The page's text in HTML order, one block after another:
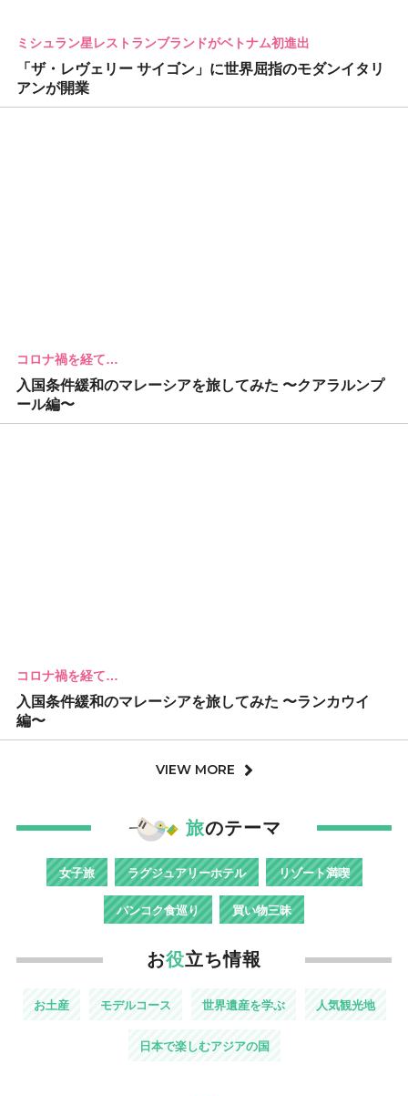
ミシュラン星レストランブランドがベトナム初進出
「ザ・レヴェリー サイゴン」に世界屈指のモダンイタリ
アンが開業
コロナ禍を経て…
入国条件緩和のマレーシアを旅してみた 〜クアラルンプ
ール編〜
コロナ禍を経て…
入国条件緩和のマレーシアを旅してみた 〜ランカウイ
編〜
VIEW MORE
旅のテーマ
女子旅 ラグジュアリーホテル リゾート満喫
バンコク食巡り 買い物三昧
お役立ち情報
お土産 モデルコース 世界遺産を学ぶ 人気観光地
日本で楽しむアジアの国